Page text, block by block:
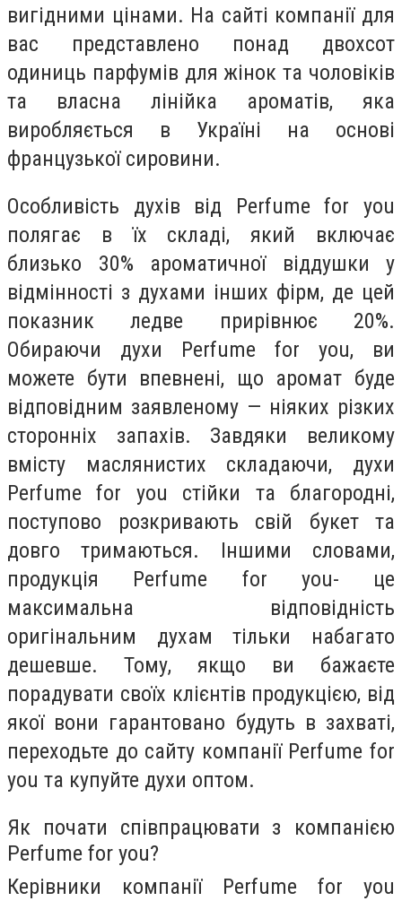
вигідними цінами. На сайті компанії для
вас представлено понад двохсот
одиниць парфумів для жінок та чоловіків
та власна лінійка ароматів, яка
виробляється в Україні на основі
французької сировини.
Особливість духів від Perfume for you
полягає в їх складі, який включає
близько 30% ароматичної віддушки у
відмінності з духами інших фірм, де цей
показник ледве прирівнює 20%.
Обираючи духи Perfume for you, ви
можете бути впевнені, що аромат буде
відповідним заявленому — ніяких різких
сторонніх запахів. Завдяки великому
вмісту маслянистих складаючи, духи
Perfume for you стійки та благородні,
поступово розкривають свій букет та
довго тримаються. Іншими словами,
продукція Perfume for you- це
максимальна відповідність
оригінальним духам тільки набагато
дешевше. Тому, якщо ви бажаєте
порадувати своїх клієнтів продукцією, від
якої вони гарантовано будуть в захваті,
переходьте до сайту компанії Perfume for
you та купуйте духи оптом.
Як почати співпрацювати з компанією
Perfume for you?
Керівники компанії Perfume for you